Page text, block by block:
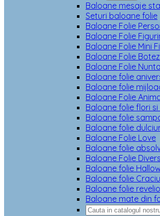
Baloane mesaje
Seturi baloane folie
Baloane Folie
Baloane Folie
Baloane Folie Mini
Baloane Folie Botez
Baloane Folie Nunta
Baloane folie
Baloane folie
Baloane Folie
Baloane folie flori
Baloane folie
Baloane folie
Baloane Folie Love
Baloane folie
Baloane Folie
Baloane folie
Baloane folie
Baloane folie
Baloane mate din